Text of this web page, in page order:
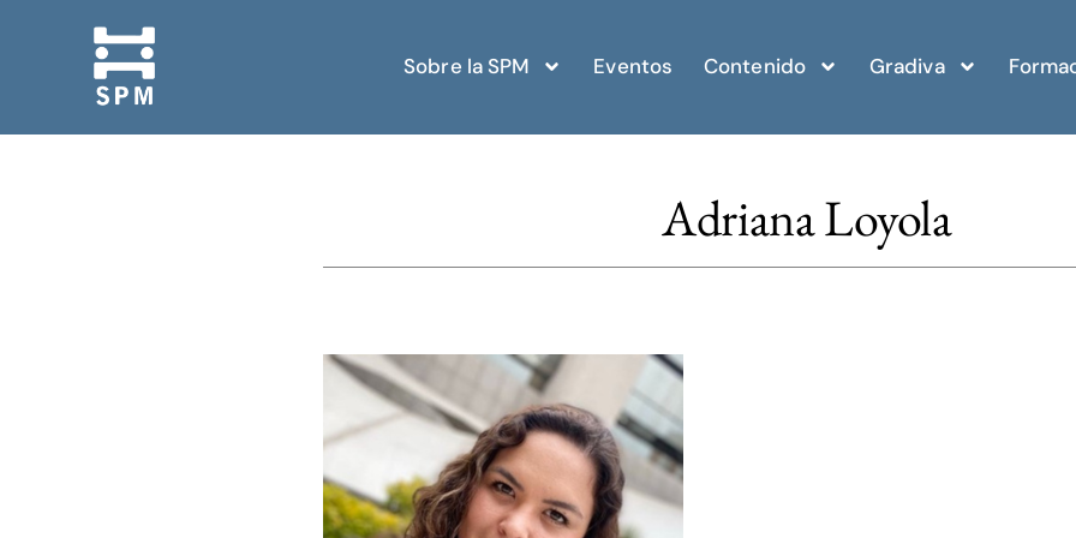
Sobre la SPM Eventos Contenido Gradiva
Adriana Loyola